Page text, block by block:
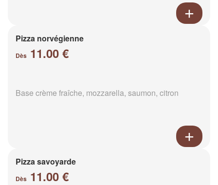
Pizza norvégienne
Dès 11.00 €
Base crème fraîche, mozzarella, saumon, citron
Pizza savoyarde
Dès 11.00 €